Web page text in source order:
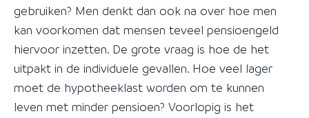
gebruiken? Men denkt dan ook na over hoe men
kan voorkomen dat mensen teveel pensioengeld
hiervoor inzetten. De grote vraag is hoe de het
uitpakt in de individuele gevallen. Hoe veel lager
moet de hypotheeklast worden om te kunnen
leven met minder pensioen? Voorlopig is het